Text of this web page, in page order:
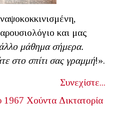
και μας
μάθημα σήμερα.
στο σπίτι σας γραμμή!».
Συνεχίστε...
1967 Χούντα Δικτατορία